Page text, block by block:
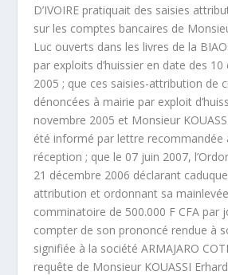
D’IVOIRE pratiquait des saisies
sur les comptes bancaires de
Luc ouverts dans les livres de la
par exploits d’huissier en date des
2005 ; que ces saisies-attribution de
dénoncées à mairie par exploit
novembre 2005 et Monsieur
été informé par lettre recommandée
réception ; que le 07 juin 2007,
21 décembre 2006 déclarant
attribution et ordonnant sa
comminatoire de 500.000 F CFA par
compter de son prononcé rendue à
signifiée à la société ARMAJARO
requête de Monsieur KOUASSI